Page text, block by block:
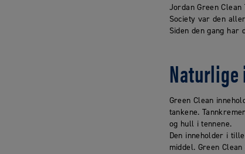
Jordan Green
Society var den
Siden den gang
Green Clean
tankene.
og hull i tennene.
Den inneholder i
middel. Green